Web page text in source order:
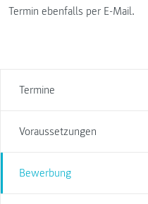
Termine
Voraussetzungen
Bewerbung
Termin ebenfalls per E-Mail.